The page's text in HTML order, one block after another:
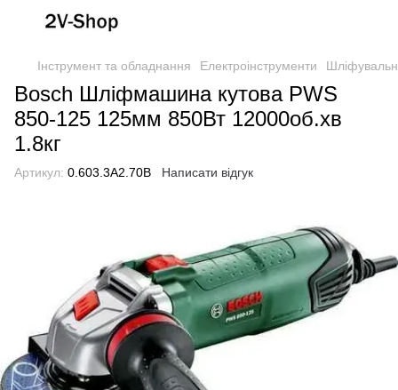
Інструмент та обладнання Електроінструменти
Bosch Шліфмашина кутова PWS
850-125 125мм 850Вт 12000об.хв
1.8кг
Артикул: 0.603.3A2.70B Написати відгук